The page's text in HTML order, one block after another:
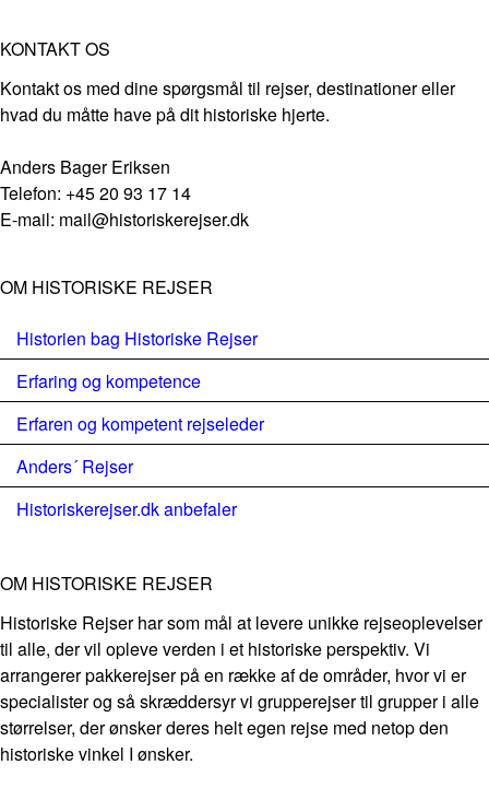
KONTAKT OS
Kontakt os med dine spørgsmål til rejser, destinationer eller
hvad du måtte have på dit historiske hjerte.
Anders Bager Eriksen
Telefon: +45 20 93 17 14
E-mail: mail@historiskerejser.dk
OM HISTORISKE REJSER
Historien bag Historiske Rejser
Erfaring og kompetence
Erfaren og kompetent rejseleder
Anders´ Rejser
Historiskerejser.dk anbefaler
OM HISTORISKE REJSER
Historiske Rejser har som mål at levere unikke rejseoplevelser
til alle, der vil opleve verden i et historiske perspektiv. Vi
arrangerer pakkerejser på en række af de områder, hvor vi er
specialister og så skræddersyr vi grupperejser til grupper i alle
størrelser, der ønsker deres helt egen rejse med netop den
historiske vinkel I ønsker.